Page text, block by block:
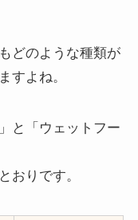
どのような種類が
すよね。
と「ウェットフー
おりです。